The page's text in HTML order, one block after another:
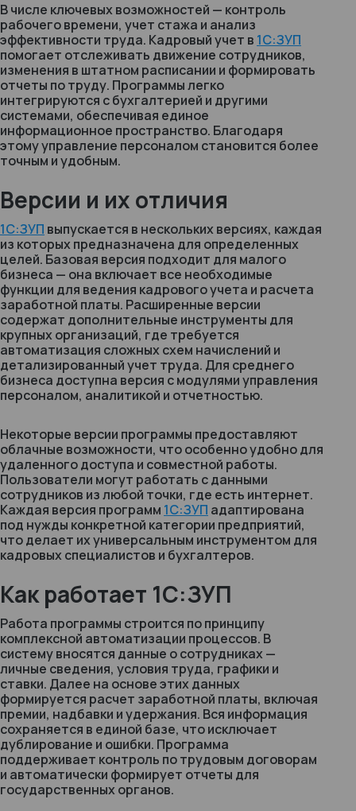
В числе ключевых возможностей — контроль
рабочего времени, учет стажа и анализ
эффективности труда. Кадровый учет в 1С:ЗУП
помогает отслеживать движение сотрудников,
изменения в штатном расписании и формировать
отчеты по труду. Программы легко
интегрируются с бухгалтерией и другими
системами, обеспечивая единое
информационное пространство. Благодаря
этому управление персоналом становится более
точным и удобным.
Версии и их отличия
1С:ЗУП выпускается в нескольких версиях, каждая
из которых предназначена для определенных
целей. Базовая версия подходит для малого
бизнеса — она включает все необходимые
функции для ведения кадрового учета и расчета
заработной платы. Расширенные версии
содержат дополнительные инструменты для
крупных организаций, где требуется
автоматизация сложных схем начислений и
детализированный учет труда. Для среднего
бизнеса доступна версия с модулями управления
персоналом, аналитикой и отчетностью.
Некоторые версии программы предоставляют
облачные возможности, что особенно удобно для
удаленного доступа и совместной работы.
Пользователи могут работать с данными
сотрудников из любой точки, где есть интернет.
Каждая версия программ 1С:ЗУП адаптирована
под нужды конкретной категории предприятий,
что делает их универсальным инструментом для
кадровых специалистов и бухгалтеров.
Как работает 1С:ЗУП
Работа программы строится по принципу
комплексной автоматизации процессов. В
систему вносятся данные о сотрудниках —
личные сведения, условия труда, графики и
ставки. Далее на основе этих данных
формируется расчет заработной платы, включая
премии, надбавки и удержания. Вся информация
сохраняется в единой базе, что исключает
дублирование и ошибки. Программа
поддерживает контроль по трудовым договорам
и автоматически формирует отчеты для
государственных органов.